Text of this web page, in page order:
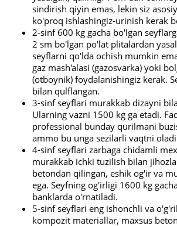
sindirish qiyin emas, lekin siz
ko'proq ishlashingiz-urinish kerak
2-sinf 600 kg gacha bo'lgan
2 sm bo'lgan po'lat plitalardan
seyflarni qo'lda ochish mumkin
gaz mash'alasi (gazosvarka) yoki
(otboynik) foydalanishingiz kerak.
bilan qulflangan.
3-sinf seyflari murakkab dizayni
Ularning vazni 1500 kg ga etadi.
professional bunday qurilmani
ammo bu unga sezilarli vaqtni
4-sinf seyflari zarbaga chidamli
murakkab ichki tuzilish bilan
betondan qilingan, eshik og'ir va
ega. Seyfning og'irligi 1600 kg
banklarda o'rnatiladi.
5-sinf seyflari eng ishonchli va
kompozit materiallar, maxsus